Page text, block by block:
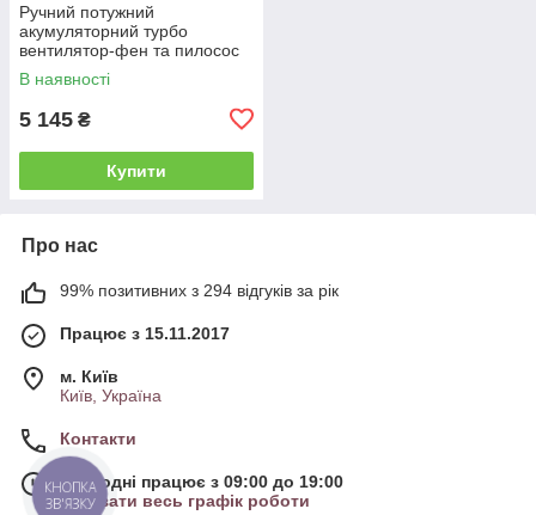
Ручний потужний
акумуляторний турбо
вентилятор-фен та пилосос
Gamma Piu 2in1 Blowvac,
холодний потік повітря
В наявності
5 145 ₴
Купити
Про нас
99% позитивних з 294 відгуків за рік
Працює з 15.11.2017
м. Київ
Київ, Україна
Контакти
Сьогодні працює з 09:00 до 19:00
Показати весь графік роботи
КНОПКА
ЗВ'ЯЗКУ